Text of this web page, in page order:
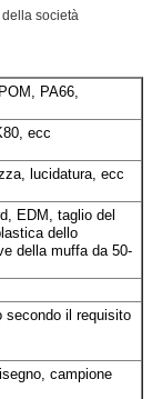
società
PA66,
ecc
lucidatura, ecc
EDM, taglio del
dello
della muffa da 50-
secondo il requisito
campione